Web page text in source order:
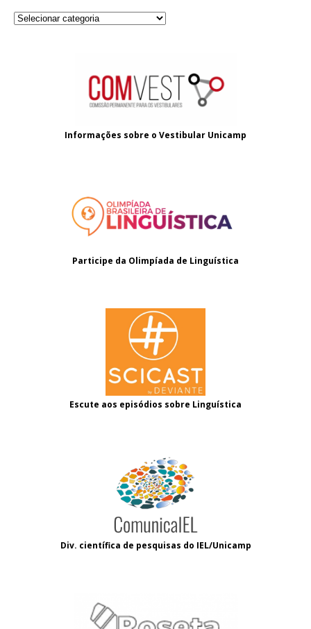
Informações sobre o Vestibular Unicamp
Participe da Olimpíada de Linguística
Escute aos episódios sobre Linguística
Div. científica de pesquisas do IEL/Unicamp